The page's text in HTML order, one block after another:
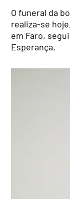
O funeral da
realiza-se
em Faro,
Esperança.